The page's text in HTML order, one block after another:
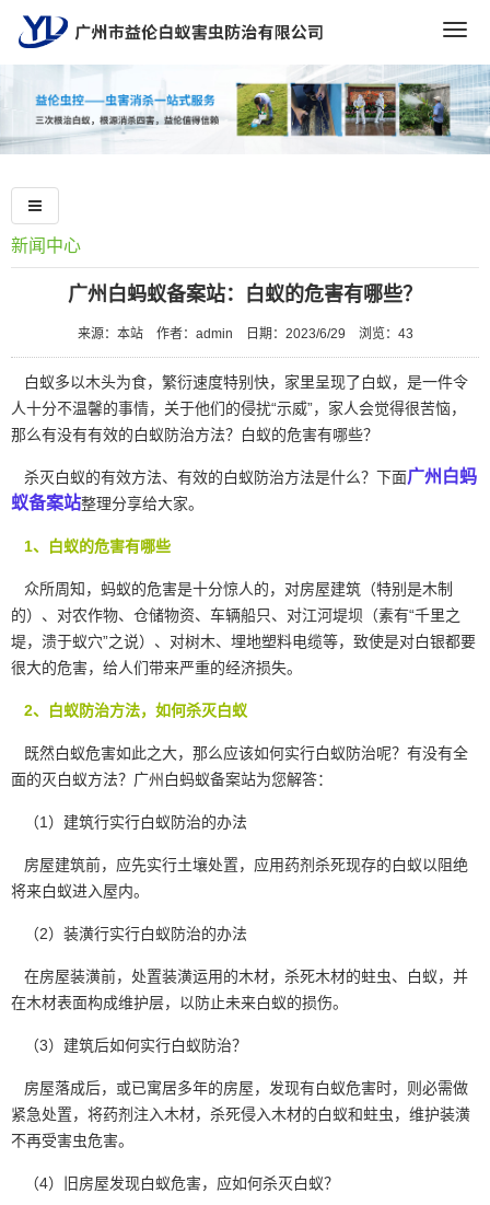
新闻中心
广州白蚂蚁备案站：白蚁的危害有哪些？
来源：本站 作者：admin 日期：2023/6/29 浏览： 43
白蚁多以木头为食，繁衍速度特别快，家里呈现了白蚁，是一件令
人十分不温馨的事情，关于他们的侵扰“示威”，家人会觉得很苦恼，
那么有没有有效的白蚁防治方法？白蚁的危害有哪些？
杀灭白蚁的有效方法、有效的白蚁防治方法是什么？下面广州白蚂
蚁备案站整理分享给大家。
1、白蚁的危害有哪些
众所周知，蚂蚁的危害是十分惊人的，对房屋建筑（特别是木制
的）、对农作物、仓储物资、车辆船只、对江河堤坝（素有“千里之
堤，溃于蚁穴”之说）、对树木、埋地塑料电缆等，致使是对白银都要
很大的危害，给人们带来严重的经济损失。
2、白蚁防治方法，如何杀灭白蚁
既然白蚁危害如此之大，那么应该如何实行白蚁防治呢？有没有全
面的灭白蚁方法？广州白蚂蚁备案站为您解答：
（1）建筑行实行白蚁防治的办法
房屋建筑前，应先实行土壤处置，应用药剂杀死现存的白蚁以阻绝
将来白蚁进入屋内。
（2）装潢行实行白蚁防治的办法
在房屋装潢前，处置装潢运用的木材，杀死木材的蛀虫、白蚁，并
在木材表面构成维护层，以防止未来白蚁的损伤。
（3）建筑后如何实行白蚁防治？
房屋落成后，或已寓居多年的房屋，发现有白蚁危害时，则必需做
紧急处置，将药剂注入木材，杀死侵入木材的白蚁和蛀虫，维护装潢
不再受害虫危害。
（4）旧房屋发现白蚁危害，应如何杀灭白蚁？